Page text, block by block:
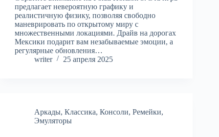
предлагает невероятную графику и
реалистичную физику, позволяя свободно
маневрировать по открытому миру с
множественными локациями. Драйв на дорогах
Мексики подарит вам незабываемые эмоции, а
регулярные обновления…
writer
25 апреля 2025
Аркады, Классика, Консоли, Ремейки,
Эмуляторы